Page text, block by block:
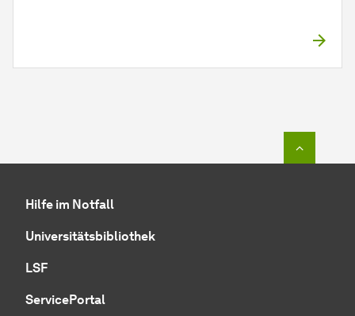
Hilfe im Notfall
Universitätsbibliothek
LSF
ServicePortal